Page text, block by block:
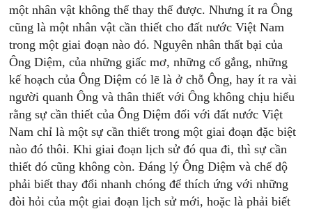
một nhân vật không thể thay thế được. Nhưng ít ra Ông
cũng là một nhân vật cần thiết cho đất nước Việt Nam
trong một giai đoạn nào đó. Nguyên nhân thất bại của
Ông Diệm, của những giấc mơ, những cố gắng, những
kế hoạch của Ông Diệm có lẽ là ở chỗ Ông, hay ít ra vài
người quanh Ông và thân thiết với Ông không chịu hiểu
rằng sự cần thiết của Ông Diệm đối với đất nước Việt
Nam chỉ là một sự cần thiết trong một giai đoạn đặc biệt
nào đó thôi. Khi giai đoạn lịch sử đó qua đi, thì sự cần
thiết đó cũng không còn. Đáng lý Ông Diệm và chế độ
phải biết thay đổi nhanh chóng để thích ứng với những
đòi hỏi của một giai đoạn lịch sử mới, hoặc là phải biết